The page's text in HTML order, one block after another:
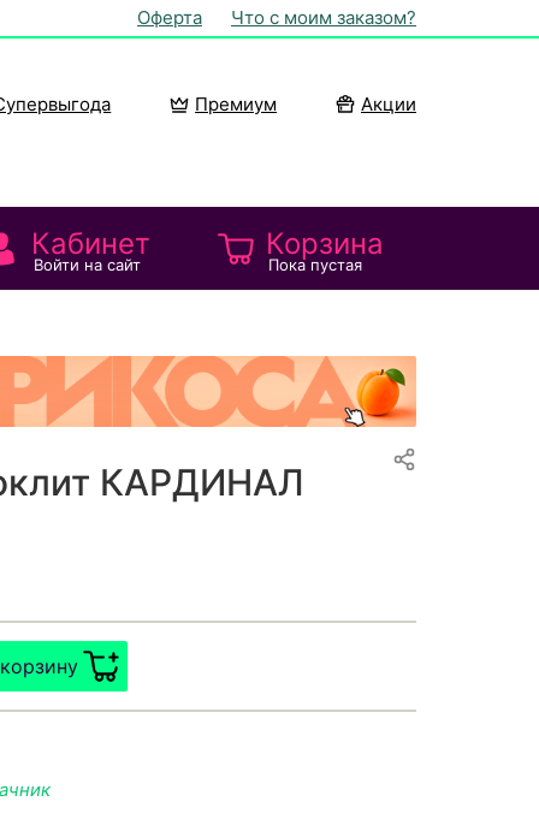
Оферта Что с моим заказом?
Премиум
Акции
Кабинет
Войти на сайт
Корзина
Пока пустая
КАРДИНАЛ